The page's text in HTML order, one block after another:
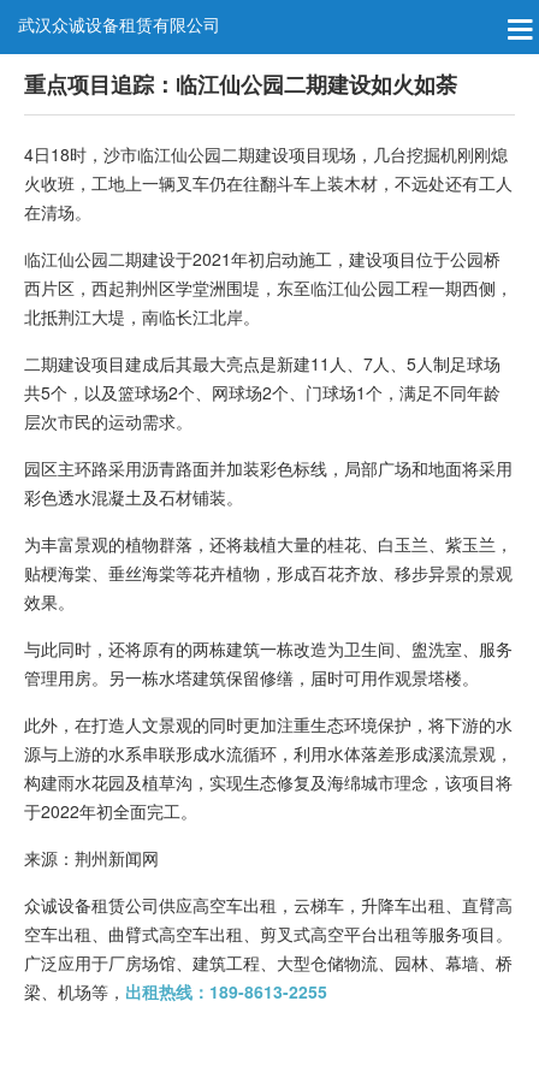
武汉众诚设备租赁有限公司
重点项目追踪：临江仙公园二期建设如火如荼
4日18时，沙市临江仙公园二期建设项目现场，几台挖掘机刚刚熄
火收班，工地上一辆叉车仍在往翻斗车上装木材，不远处还有工人
在清场。
临江仙公园二期建设于2021年初启动施工，建设项目位于公园桥
西片区，西起荆州区学堂洲围堤，东至临江仙公园工程一期西侧，
北抵荆江大堤，南临长江北岸。
二期建设项目建成后其最大亮点是新建11人、7人、5人制足球场
共5个，以及篮球场2个、网球场2个、门球场1个，满足不同年龄
层次市民的运动需求。
园区主环路采用沥青路面并加装彩色标线，局部广场和地面将采用
彩色透水混凝土及石材铺装。
为丰富景观的植物群落，还将栽植大量的桂花、白玉兰、紫玉兰，
贴梗海棠、垂丝海棠等花卉植物，形成百花齐放、移步异景的景观
效果。
与此同时，还将原有的两栋建筑一栋改造为卫生间、盥洗室、服务
管理用房。另一栋水塔建筑保留修缮，届时可用作观景塔楼。
此外，在打造人文景观的同时更加注重生态环境保护，将下游的水
源与上游的水系串联形成水流循环，利用水体落差形成溪流景观，
构建雨水花园及植草沟，实现生态修复及海绵城市理念，该项目将
于2022年初全面完工。
来源：荆州新闻网
众诚设备租赁公司供应高空车出租，云梯车，升降车出租、直臂高
空车出租、曲臂式高空车出租、剪叉式高空平台出租等服务项目。
广泛应用于厂房场馆、建筑工程、大型仓储物流、园林、幕墙、桥
梁、机场等， 出租热线：189-8613-2255